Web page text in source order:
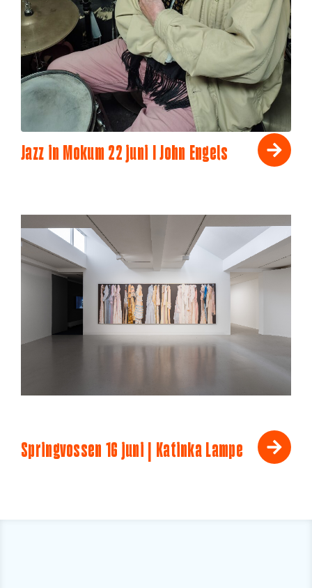
Jazz in Mokum 22 juni I John Engels
Springvossen 16 juni | Katinka Lampe